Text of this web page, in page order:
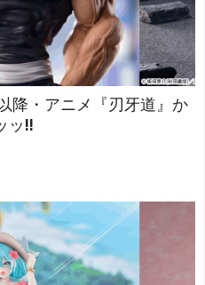
降・アニメ『刃牙道』か
ッ!!